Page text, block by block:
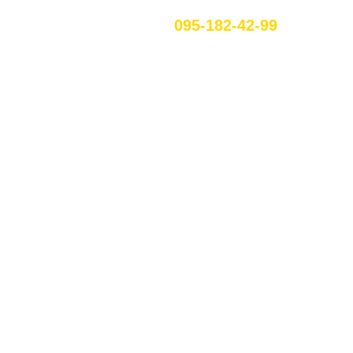
095-182-42-99